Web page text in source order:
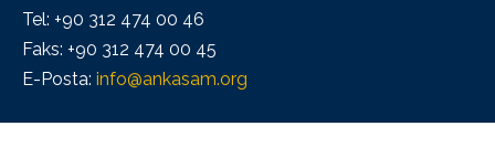
Tel: +90 312 474 00 46
Faks: +90 312 474 00 45
E-Posta: info@ankasam.org